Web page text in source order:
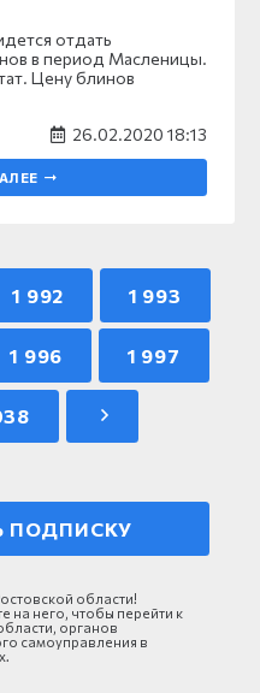
отдать
в период Масленицы.
Цену блинов
26.02.2020 18:13
1 992 1 993
1 996 1 997
ПОДПИСКУ
области!
на него, чтобы перейти к
органов
самоуправления в